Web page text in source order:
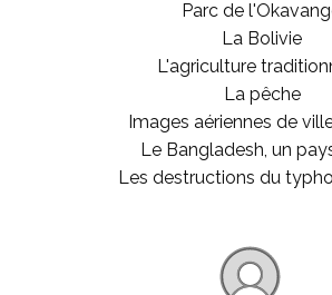
Parc de
La Bolivie
L'agriculture
La pêche
Images aériennes de
Le Bangladesh, un
Les destructions du